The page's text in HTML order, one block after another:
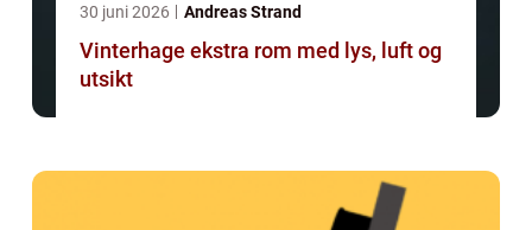
30 juni 2026 Andreas Strand
Vinterhage ekstra rom med lys, luft og
utsikt